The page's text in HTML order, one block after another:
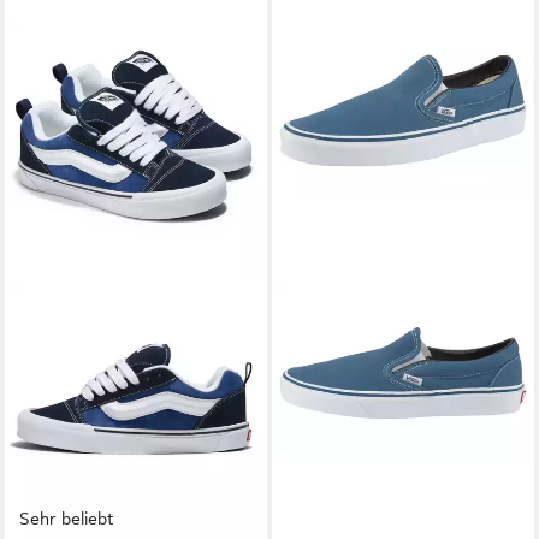
Sehr beliebt